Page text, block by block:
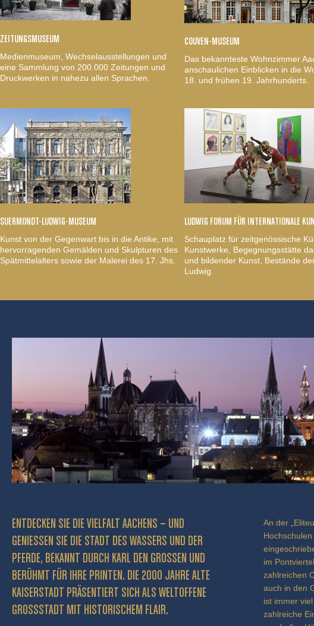
ZEITUNGSMUSEUM
Medienmuseum, Wechselausstellungen und
eine Sammlung von 200.000 Zeitungen und
Druckwerken in nahezu allen Sprachen.
COUVEN-MUSEUM
Das bekannteste Wohnzimmer
anschaulichen Einblicken in die
18. und frühen 19. Jahrhunderts.
SUERMONDT-LUDWIG-MUSEUM
Kunst von der Gegenwart bis in die Antike, mit
hervorragenden Gemälden und Skulpturen des
Spätmittelalters sowie der Malerei des 17. Jhs.
LUDWIG FORUM FÜR INTERNATIONALE
Schauplatz für zeitgenössische
Kunstwerke, Begegnungsstätte
und bildender Kunst, Bestände
Ludwig.
ENTDECKEN SIE DIE VIELFALT AACHENS – UND
GENIESSEN SIE DIE STADT DES WASSERS UND DER P
FERDE, BEKANNT DURCH KARL DEN GROSSEN UND BE
RÜHMT FÜR IHRE PRINTEN. DIE 2000 JAHRE ALTE KA
ISERSTADT PRÄSENTIERT SICH ALS WELTOFFENE GR
OSSSTADT MIT HISTORISCHEM FLAIR.
An der
im
zahlreichen
auch in den
ist immer
zahlreiche